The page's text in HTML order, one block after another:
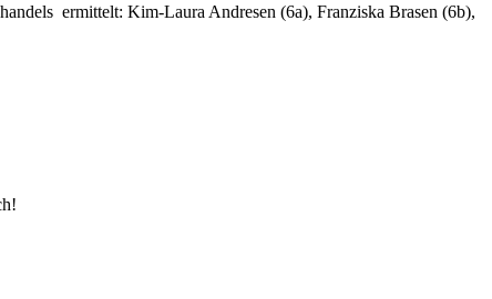
ermittelt: Kim-Laura Andresen (6a), Franziska Brasen (6b),